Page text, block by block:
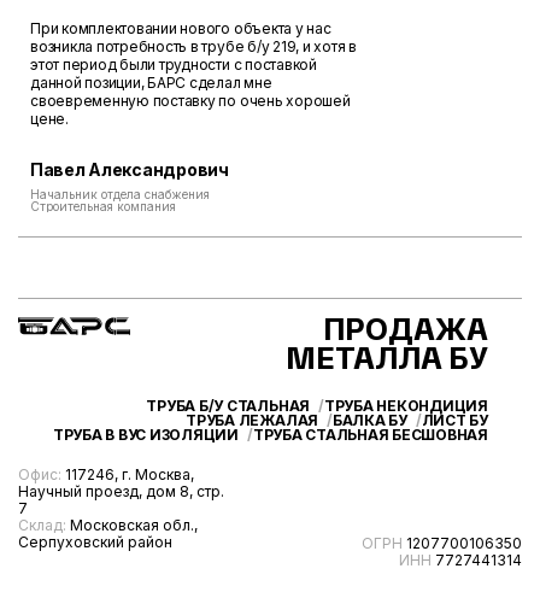
При комплектовании нового объекта у нас
возникла потребность в трубе б/у 219, и хотя в
этот период были трудности с поставкой
данной позиции, БАРС сделал мне
своевременную поставку по очень хорошей
цене.
Павел Александрович
Начальник отдела снабжения
Строительная компания
Офис: 117246, г. Москва,
Научный проезд, дом 8, стр.
7
Склад: Московская обл.,
Серпуховский район
ОГРН 1207700106350
ИНН 7727441314
ПРОДАЖА
МЕТАЛЛА БУ
ТРУБА Б/У СТАЛЬНАЯ
ТРУБА НЕКОНДИЦИЯ
ТРУБА ЛЕЖАЛАЯ
БАЛКА БУ
ЛИСТ БУ
ТРУБА В ВУС ИЗОЛЯЦИИ
ТРУБА СТАЛЬНАЯ БЕСШОВНАЯ